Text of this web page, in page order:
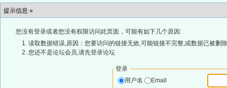
提示信息 »
您没有登录或者您没有权限访问此页面，可能有如下几个原因:
读取数据错误,原因：您要访问的链接无效,可能链接不完整,或数据已被删
您还不是论坛会员,请先登录论坛
登录
用户名
Email